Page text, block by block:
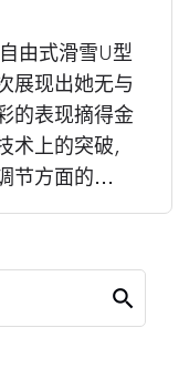
由式滑雪U型
展现出她无与
的表现摘得金
术上的突破，
节方面的...